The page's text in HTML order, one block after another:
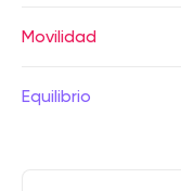
Movilidad
Equilibrio